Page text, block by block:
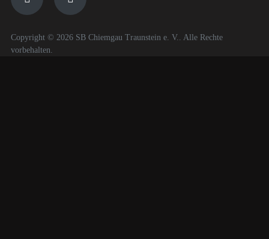
Copyright © 2026 SB Chiemgau Traunstein e. V.. Alle Rechte
vorbehalten.